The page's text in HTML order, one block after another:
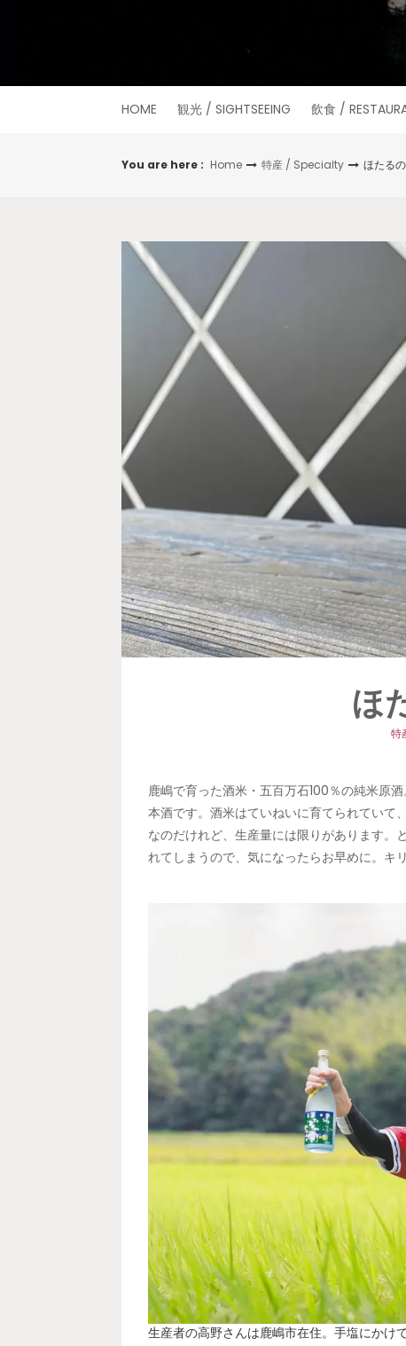
HOME 観光 / SIGHTSEEING 飲食 /
You are here : Home 特産 / Specialty ほたる
ほ
特
鹿嶋で育った酒米・五百万石100％の純米原
本酒です。酒米はていねいに育てられていて
なのだけれど、生産量には限りがあります。
れてしまうので、気になったらお早めに。キ
生産者の高野さんは鹿嶋市在住。手塩にかけ